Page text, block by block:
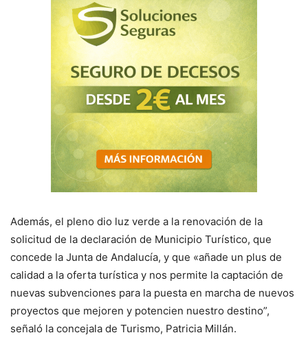
Además, el pleno dio luz verde a la renovación de la
solicitud de la declaración de Municipio Turístico, que
concede la Junta de Andalucía, y que «añade un plus de
calidad a la oferta turística y nos permite la captación de
nuevas subvenciones para la puesta en marcha de nuevos
proyectos que mejoren y potencien nuestro destino”,
señaló la concejala de Turismo, Patricia Millán.